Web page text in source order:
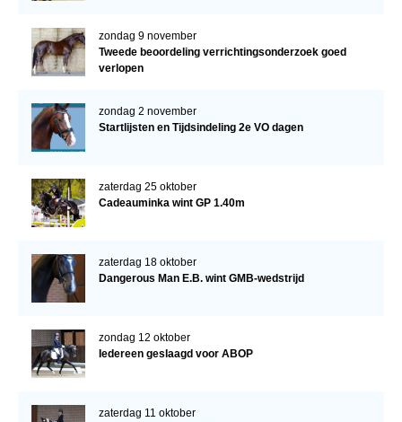
zondag 9 november
Tweede beoordeling verrichtingsonderzoek goed
verlopen
zondag 2 november
Startlijsten en Tijdsindeling 2e VO dagen
zaterdag 25 oktober
Cadeauminka wint GP 1.40m
zaterdag 18 oktober
Dangerous Man E.B. wint GMB-wedstrijd
zondag 12 oktober
Iedereen geslaagd voor ABOP
zaterdag 11 oktober